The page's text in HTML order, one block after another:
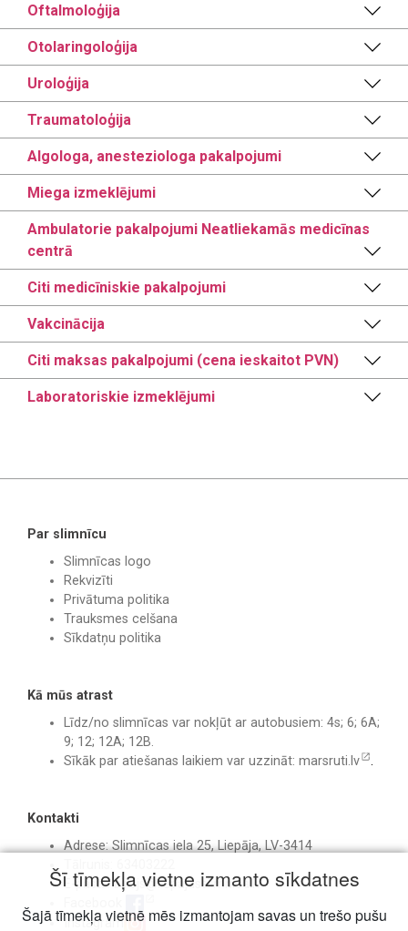
Oftalmoloģija
Otolaringoloģija
Uroloģija
Traumatoloģija
Algologa, anesteziologa pakalpojumi
Miega izmeklējumi
Ambulatorie pakalpojumi Neatliekamās medicīnas
centrā
Citi medicīniskie pakalpojumi
Vakcinācija
Citi maksas pakalpojumi (cena ieskaitot PVN)
Laboratoriskie izmeklējumi
Par slimnīcu
Slimnīcas logo
Rekvizīti
Privātuma politika
Trauksmes celšana
Sīkdatņu politika
Kā mūs atrast
Līdz/no slimnīcas var nokļūt ar autobusiem: 4s; 6; 6A;
9; 12; 12A; 12B.
Sīkāk par atiešanas laikiem var uzzināt: marsruti.lv .
Kontakti
Adrese: Slimnīcas iela 25, Liepāja, LV-3414
E-pasts:birojs@liepajasslimnica.lv
Instagram
Šī tīmekļa vietne izmanto sīkdatnes
Šajā tīmekļa vietnē mēs izmantojam savas un trešo pušu